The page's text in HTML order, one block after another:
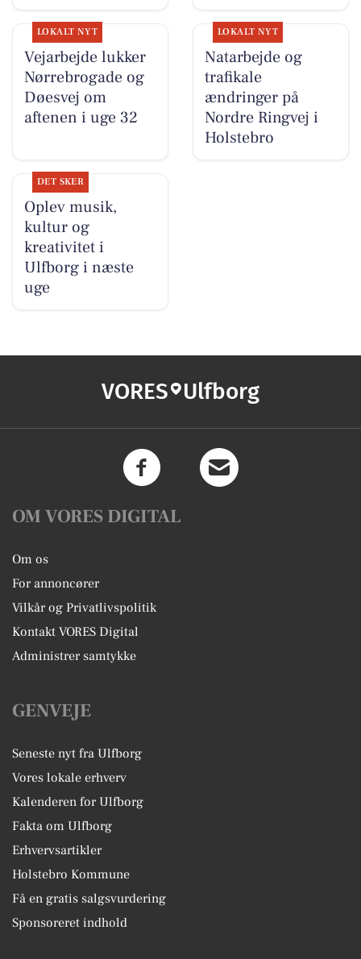
LOKALT NYT
Vejarbejde lukker
Nørrebrogade og
Døesvej om
aftenen i uge 32
LOKALT NYT
Natarbejde og
trafikale
ændringer på
Nordre Ringvej i
Holstebro
DET SKER
Oplev musik,
kultur og
kreativitet i
Ulfborg i næste
uge
VORES Ulfborg
OM VORES DIGITAL
Om os
For annoncører
Vilkår og Privatlivspolitik
Kontakt VORES Digital
Administrer samtykke
GENVEJE
Seneste nyt fra Ulfborg
Vores lokale erhverv
Kalenderen for Ulfborg
Fakta om Ulfborg
Erhvervsartikler
Holstebro Kommune
Få en gratis salgsvurdering
Sponsoreret indhold